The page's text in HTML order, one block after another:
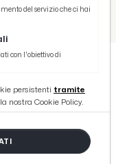
Produzione Ascoli Piceno
nuova
del servizio che ci hai
con l'obiettivo di
persistenti tramite
nostra Cookie Policy.